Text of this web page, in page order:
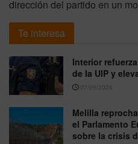
dirección del partido en un
Te interesa
Interior
de la UIP y
07/08/2026
Melilla
el Parlamento
sobre la crisis